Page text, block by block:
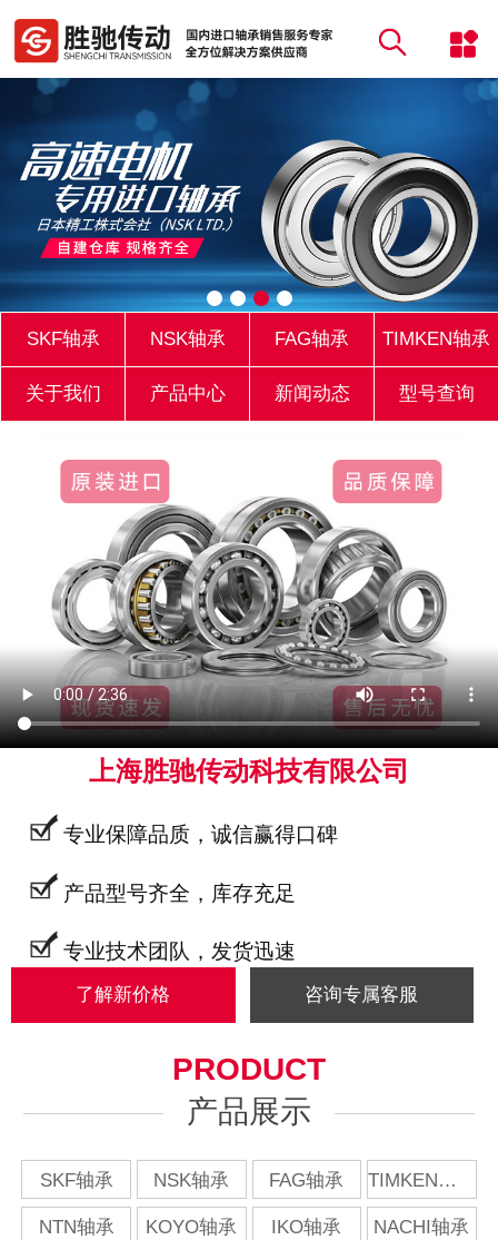
SKF轴承 NSK轴承 FAG轴承 TIMKEN轴承
关于我们 产品中心 新闻动态 型号查询
上海胜驰传动科技有限公司
专业保障品质，诚信赢得口碑
产品型号齐全，库存充足
专业技术团队，发货迅速
了解新价格 咨询专属客服
PRODUCT
产品展示
SKF轴承 NSK轴承 FAG轴承 TIMKEN轴承
NTN轴承 KOYO轴承 IKO轴承 NACHI轴承